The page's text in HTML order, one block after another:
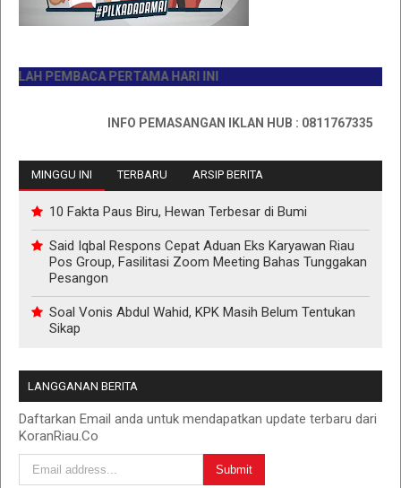
PEMBACA PERTAMA HARI INI
INFO PEMASANGAN IKLAN HUB : 0811767335
MINGGU INI TERBARU ARSIP BERITA
10 Fakta Paus Biru, Hewan Terbesar di Bumi
Said Iqbal Respons Cepat Aduan Eks Karyawan Riau
Pos Group, Fasilitasi Zoom Meeting Bahas Tunggakan
Pesangon
Soal Vonis Abdul Wahid, KPK Masih Belum Tentukan
Sikap
LANGGANAN BERITA
Daftarkan Email anda untuk mendapatkan update terbaru dari
KoranRiau.Co